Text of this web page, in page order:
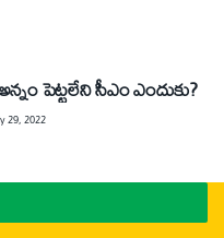
పెట్టలేని సీఎం ఎందుకు?
29, 2022